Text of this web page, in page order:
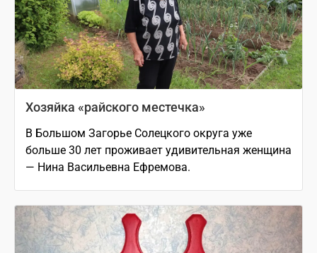
Хозяйка «райского местечка»
В Большом Загорье Солецкого округа уже
больше 30 лет проживает удивительная женщина
— Нина Васильевна Ефремова.